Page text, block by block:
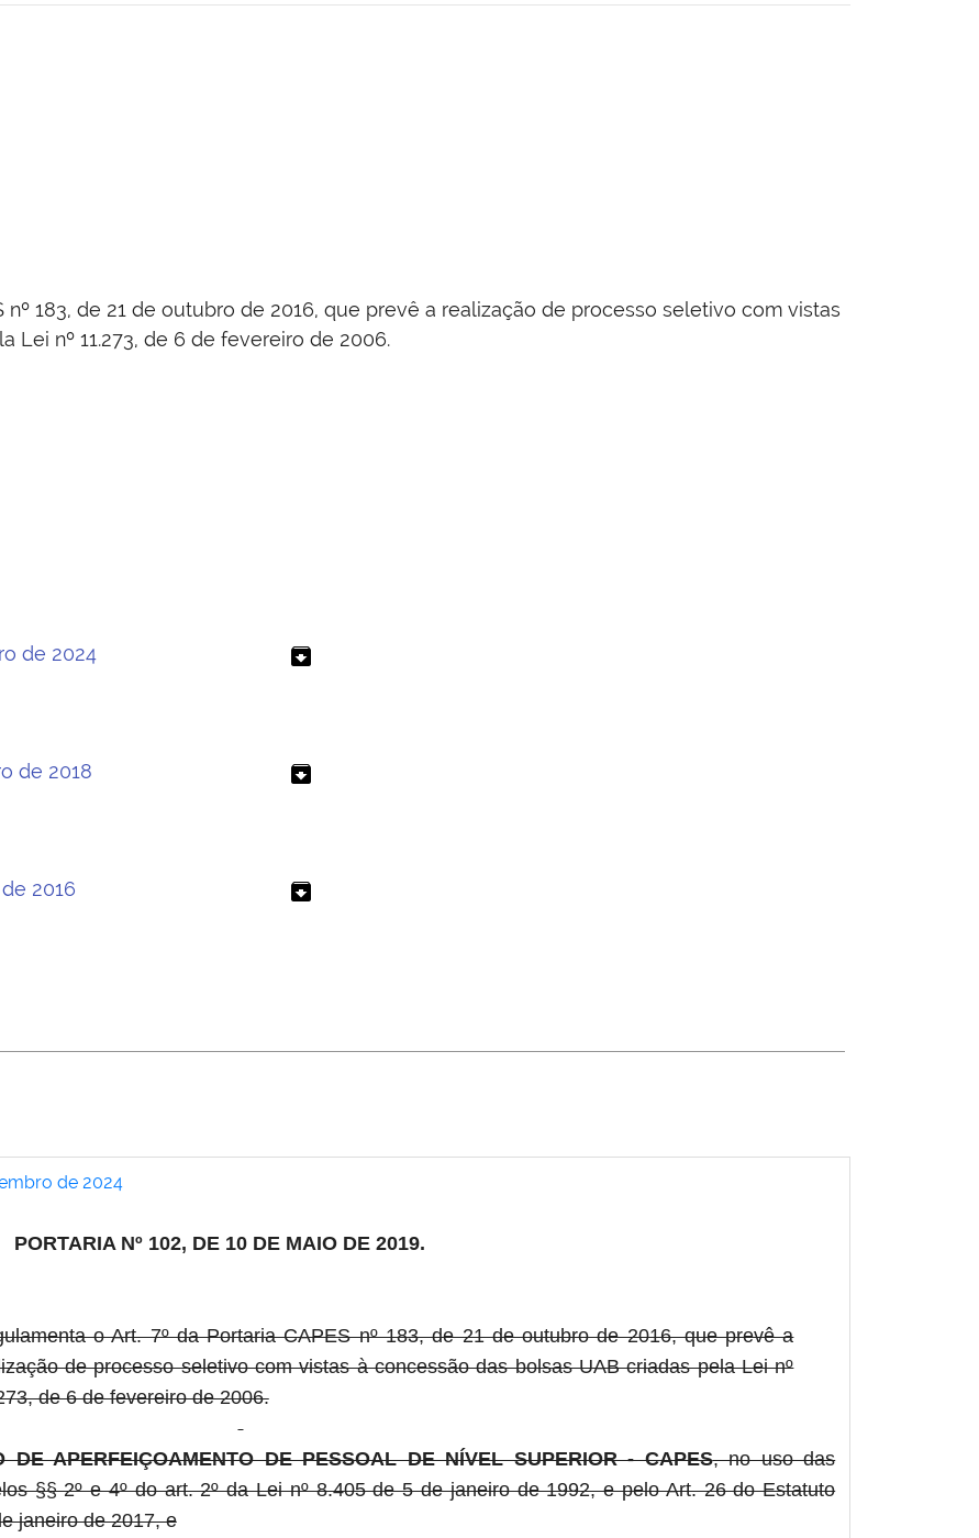
nº 183, de 21 de outubro de 2016, que prevê a realização de processo seletivo com vistas
Lei nº 11.273, de 6 de fevereiro de 2006.
de 2024
archive
de 2018
archive
2016
archive
de 2024
PORTARIA Nº 102, DE 10 DE MAIO DE 2019.
o Art. 7º da Portaria CAPES nº 183, de 21 de outubro de 2016, que prevê a
de processo seletivo com vistas à concessão das bolsas UAB criadas pela Lei nº
de 6 de fevereiro de 2006.
DE APERFEIÇOAMENTO DE PESSOAL DE NÍVEL SUPERIOR - CAPES, no uso das
§§ 2º e 4º do art. 2º da Lei nº 8.405 de 5 de janeiro de 1992, e pelo Art. 26 do Estatuto
janeiro de 2017, e